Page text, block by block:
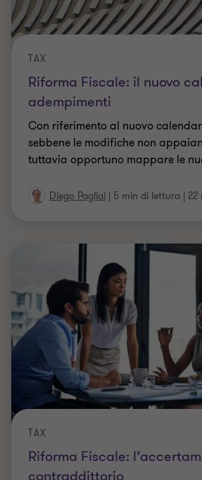
Riforma Fiscale: il nuovo
adempimenti
TAX
Con riferimento al nuovo
sebbene le modifiche non
tuttavia opportuno mappare le
Diego Pagliai | 5 min di lettura | 22
Riforma Fiscale:
contraddittorio
TAX